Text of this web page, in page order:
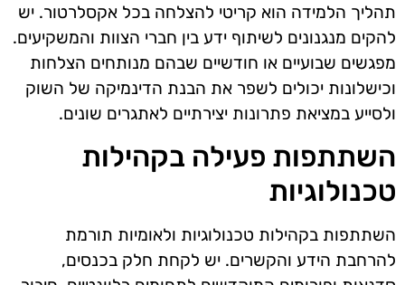
תהליך הלמידה הוא קריטי להצלחה בכל אקסלרטור. יש
להקים מנגנונים לשיתוף ידע בין חברי הצוות והמשקיעים.
מפגשים שבועיים או חודשיים שבהם מנותחים הצלחות
וכישלונות יכולים לשפר את הבנת הדינמיקה של השוק
ולסייע במציאת פתרונות יצירתיים לאתגרים שונים.
השתתפות פעילה בקהילות
טכנולוגיות
השתתפות בקהילות טכנולוגיות ולאומיות תורמת
להרחבת הידע והקשרים. יש לקחת חלק בכנסים,